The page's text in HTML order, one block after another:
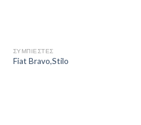
ΣΥΜΠΙΕΣΤΕΣ
Fiat Bravo,Stilo